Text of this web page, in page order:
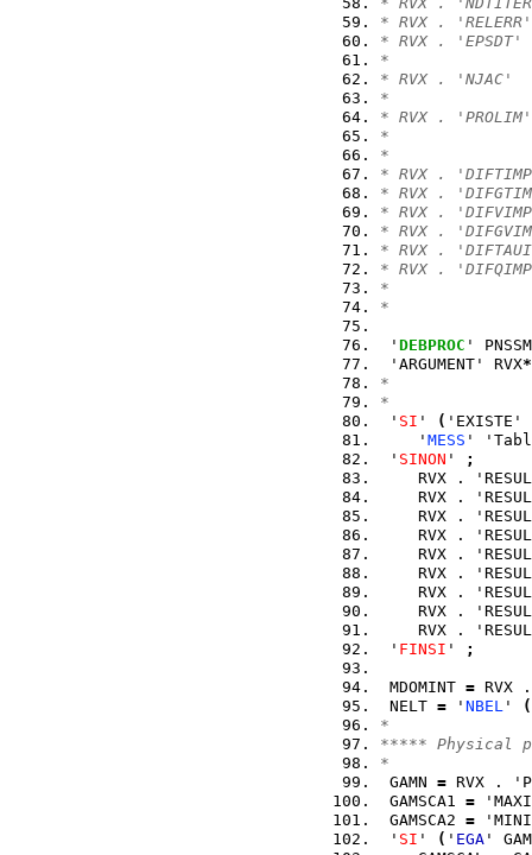
* RVX .
* RVX .
*
* RVX .
*
* RVX .
*
*
* RVX .
* RVX .
* RVX .
* RVX .
* RVX .
* RVX .
*
*
' DEBPROC '
'ARGUMENT' RVX*
*
*
' SI ' ( 'EXISTE'
    '
MESS '
' SINON '
;
RVX .
RVX .
RVX .
RVX .
RVX .
RVX .
RVX .
RVX .
RVX .
' FINSI ' ;
MDOMINT = RVX
NELT = ' NBEL '
(
*
***** Physical
*
GAMN = RVX .
GAMSCA1 =
GAMSCA2 =
' SI ' ( ' EGA '